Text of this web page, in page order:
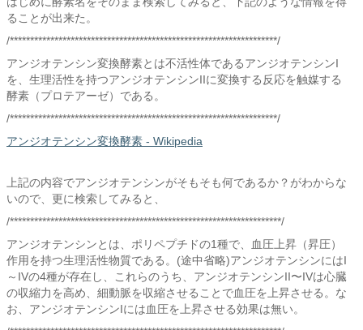
ることが出来た。
/******************************************************************/
アンジオテンシン変換酵素とは不活性体であるアンジオテンシンI
を、生理活性を持つアンジオテンシンIIに変換する反応を触媒する
酵素（プロテアーゼ）である。
/******************************************************************/
アンジオテンシン変換酵素 - Wikipedia
上記の内容でアンジオテンシンがそもそも何であるか？がわからな
いので、更に検索してみると、
/*******************************************************************/
アンジオテンシンとは、ポリペプチドの1種で、血圧上昇（昇圧）
作用を持つ生理活性物質である。(途中省略)アンジオテンシンにはI
～IVの4種が存在し、これらのうち、アンジオテンシンII〜IVは心臓
の収縮力を高め、細動脈を収縮させることで血圧を上昇させる。な
お、アンジオテンシンIには血圧を上昇させる効果は無い。